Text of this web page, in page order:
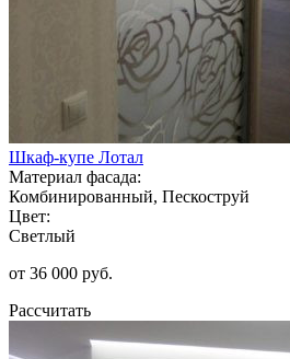
Шкаф-купе Лотал
Материал фасада:
Комбинированный, Пескоструй
Цвет:
Светлый
от 36 000 руб.
Рассчитать